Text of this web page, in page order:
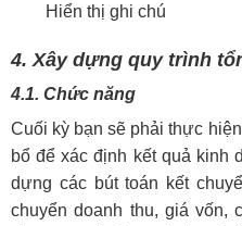
Hiển thị ghi chú
4. Xây dựng quy trình
4.1. Chức năng
Cuối kỳ bạn sẽ phải thực
bổ để xác định kết quả kinh
dựng các bút toán kết
chuyển doanh thu, giá vốn,